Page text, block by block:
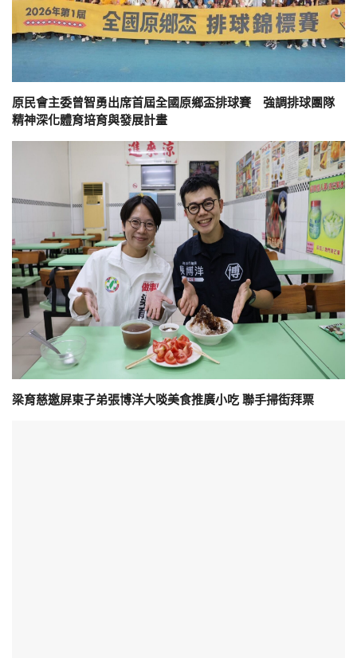
原民會主委曾智勇出席首屆全國原鄉盃排球賽 強調排球團隊
精神深化體育培育與發展計畫
梁育慈邀屏東子弟張博洋大啖美食推廣小吃 聯手掃街拜票